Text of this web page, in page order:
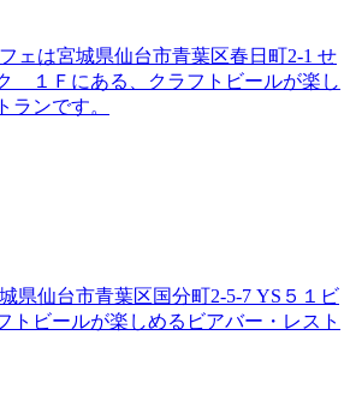
ェは宮城県仙台市青葉区春日町2-1 せ
１Ｆにある、クラフトビールが楽し
ランです。
県仙台市青葉区国分町2-5-7 YS５１ビ
トビールが楽しめるビアバー・レスト